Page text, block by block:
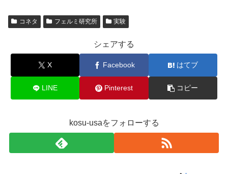
コネタ フェルミ研究所 実験
シェアする
X Facebook はてブ
LINE Pinterest コピー
kosu-usaをフォローする